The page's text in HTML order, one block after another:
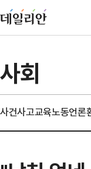
사회
사건사고교육노동언론